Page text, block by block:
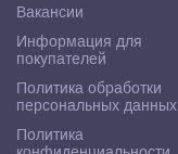
Вакансии
Информация для
покупателей
Политика обработки
персональных данных
Политика